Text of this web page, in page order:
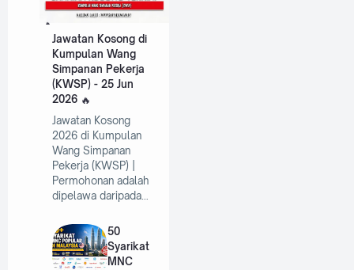
Jawatan Kosong di
Kumpulan Wang
Simpanan Pekerja
(KWSP) - 25 Jun
2026
Jawatan Kosong
2026 di Kumpulan
Wang Simpanan
Pekerja (KWSP) |
Permohonan adalah
dipelawa daripada…
50
Syarikat
MNC